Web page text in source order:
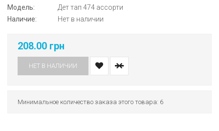
Модель:
Дет тап 474 ассорти
Наличие:
Нет в наличии
208.00 грн
НЕТ В НАЛИЧИИ
Минимальное количество заказа этого товара: 6